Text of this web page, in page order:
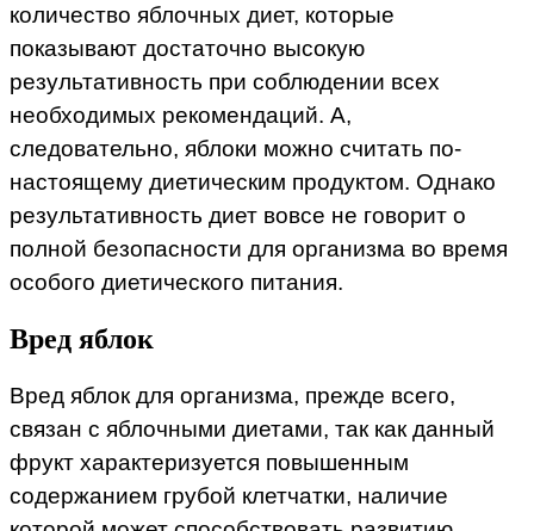
количество яблочных диет, которые
показывают достаточно высокую
результативность при соблюдении всех
необходимых рекомендаций. А,
следовательно, яблоки можно считать по-
настоящему диетическим продуктом. Однако
результативность диет вовсе не говорит о
полной безопасности для организма во время
особого диетического питания.
Вред яблок
Вред яблок для организма, прежде всего,
связан с яблочными диетами, так как данный
фрукт характеризуется повышенным
содержанием грубой клетчатки, наличие